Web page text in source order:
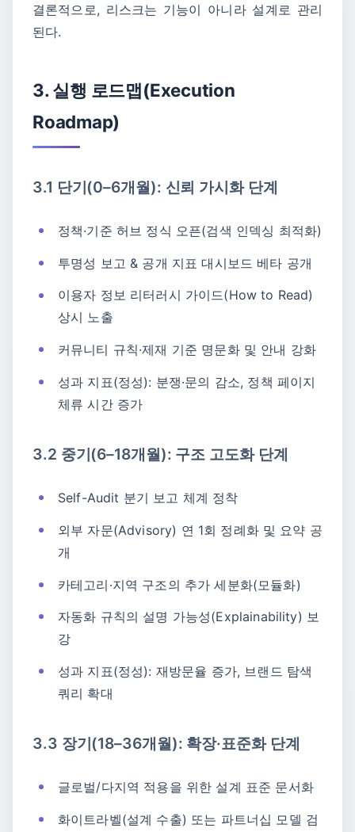
결론적으로, 리스크는 기능이 아니라 설계로 관리
된다.
3. 실행 로드맵(Execution
Roadmap)
3.1 단기(0–6개월): 신뢰 가시화 단계
정책·기준 허브 정식 오픈(검색 인덱싱 최적화)
투명성 보고 & 공개 지표 대시보드 베타 공개
이용자 정보 리터러시 가이드(How to Read)
상시 노출
커뮤니티 규칙·제재 기준 명문화 및 안내 강화
성과 지표(정성): 분쟁·문의 감소, 정책 페이지
체류 시간 증가
3.2 중기(6–18개월): 구조 고도화 단계
Self-Audit 분기 보고 체계 정착
외부 자문(Advisory) 연 1회 정례화 및 요약 공
개
카테고리·지역 구조의 추가 세분화(모듈화)
자동화 규칙의 설명 가능성(Explainability) 보
강
성과 지표(정성): 재방문율 증가, 브랜드 탐색
쿼리 확대
3.3 장기(18–36개월): 확장·표준화 단계
글로벌/다지역 적용을 위한 설계 표준 문서화
화이트라벨(설계 수출) 또는 파트너십 모델 검